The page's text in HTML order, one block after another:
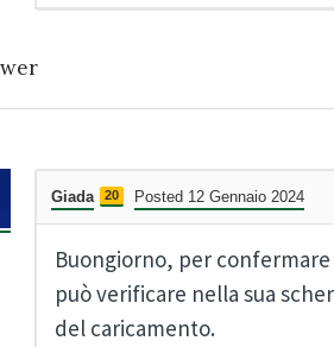
Giada 20 Posted 12 Gennaio 2024
Buongiorno, per
può verificare nella sua
del caricamento.